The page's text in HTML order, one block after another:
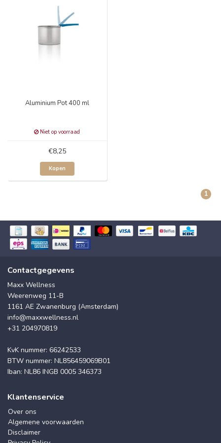
Aluminium Pot 400 ml
Niet op voorraad
€8,25
Kopen
1
Contactgegevens
Maxx Wellness
Weerenweg 11-B
1161 AE Zwanenburg (Amsterdam)
info@maxxwellness.nl
+31 204970819
KvK nummer: 66242533
BTW nummer: NL856459069B01
Iban: NL86 INGB 0005 346373
Klantenservice
Over ons
Algemene voorwaarden
Disclaimer